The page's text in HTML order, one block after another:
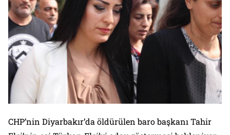
CHP’nin Diyarbakır’da öldürülen baro başkanı Tahir